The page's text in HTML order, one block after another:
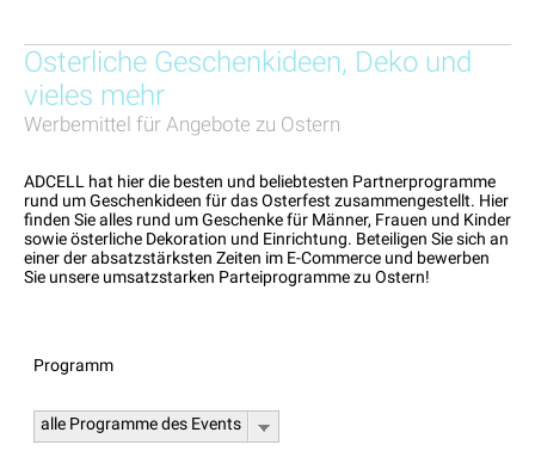
Osterliche Geschenkideen, Deko und
vieles mehr
Werbemittel für Angebote zu Ostern
ADCELL hat hier die besten und beliebtesten Partnerprogramme
rund um Geschenkideen für das Osterfest zusammengestellt. Hier
finden Sie alles rund um Geschenke für Männer, Frauen und Kinder
sowie österliche Dekoration und Einrichtung. Beteiligen Sie sich an
einer der absatzstärksten Zeiten im E-Commerce und bewerben
Sie unsere umsatzstarken Parteiprogramme zu Ostern!
Programm
alle Programme des Events